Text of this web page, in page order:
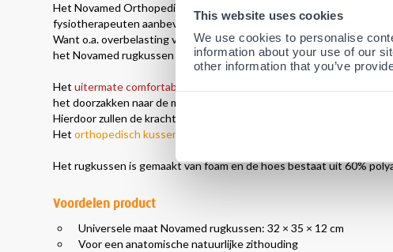
This website uses cookies
We use cookies to personalise
information about your use of our
other information that you’ve
Het Novamed Orthopedisch rugkussen wordt al jaren met groot
fysiotherapeuten aanbevolen ter ondersteuning van de rug bij het
Want o.a. overbelasting van de tussenwervelschijf en andere
het Novamed rugkussen dat ontwikkeld is ter ondersteuning van
Het uitermate comfortabele
het doorzakken naar de meer bolle houding.
Hierdoor zullen de krachten op de tussenwervelschijf tegen worden
Het orthopedisch kussen
Het rugkussen is gemaakt van foam en de hoes bestaat uit 60%
Voordelen product
Universele maat Novamed rugkussen: 32 × 35 × 12 cm
Voor een anatomische natuurlijke zithouding